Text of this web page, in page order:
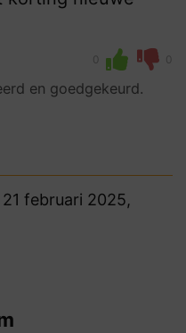
0 0
en goedgekeurd.
21 februari 2025,